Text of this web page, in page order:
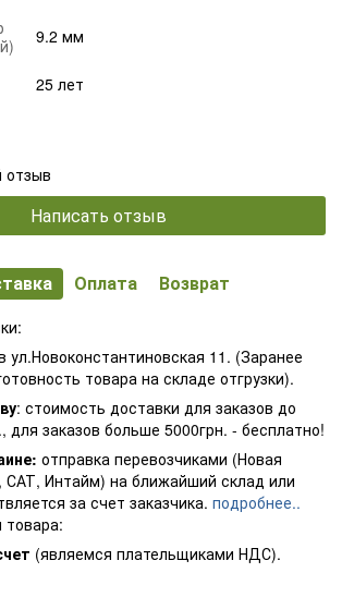
9.2 мм
25 лет
отзыв
Написать отзыв
Оплата Возврат
ул.Новоконстантиновская 11. (Заранее
товара на складе отгрузки).
: стоимость доставки для заказов до
для заказов больше 5000грн. - бесплатно!
отправка перевозчиками (Новая
САТ, Интайм) на ближайший склад или
за счет заказчика. подробнее..
(являемся плательщиками НДС).